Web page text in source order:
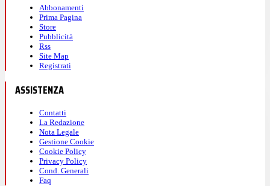
Abbonamenti
Prima Pagina
Store
Pubblicità
Rss
Site Map
Registrati
ASSISTENZA
Contatti
La Redazione
Nota Legale
Gestione Cookie
Cookie Policy
Privacy Policy
Cond. Generali
Faq